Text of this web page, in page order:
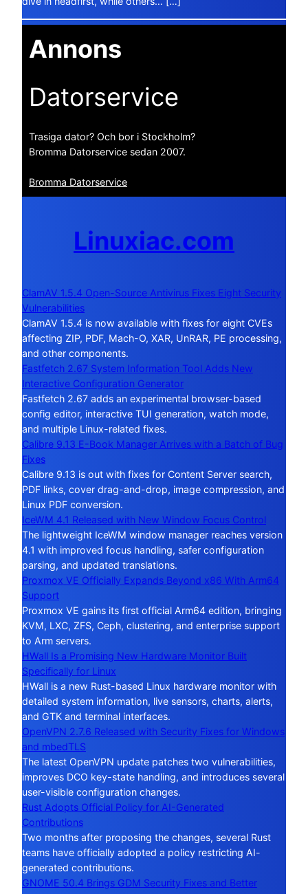
Annons
Datorservice
Trasiga dator? Och bor i Stockholm?
Bromma Datorservice sedan 2007.
Bromma Datorservice
Linuxiac.com
ClamAV 1.5.4 Open-Source Antivirus Fixes Eight Security
Vulnerabilities
ClamAV 1.5.4 is now available with fixes for eight CVEs
affecting ZIP, PDF, Mach-O, XAR, UnRAR, PE processing,
and other components.
Fastfetch 2.67 System Information Tool Adds New
Interactive Configuration Generator
Fastfetch 2.67 adds an experimental browser-based
config editor, interactive TUI generation, watch mode,
and multiple Linux-related fixes.
Calibre 9.13 E-Book Manager Arrives with a Batch of Bug
Fixes
Calibre 9.13 is out with fixes for Content Server search,
PDF links, cover drag-and-drop, image compression, and
Linux PDF conversion.
IceWM 4.1 Released with New Window Focus Control
The lightweight IceWM window manager reaches version
4.1 with improved focus handling, safer configuration
parsing, and updated translations.
Proxmox VE Officially Expands Beyond x86 With Arm64
Support
Proxmox VE gains its first official Arm64 edition, bringing
KVM, LXC, ZFS, Ceph, clustering, and enterprise support
to Arm servers.
HWall Is a Promising New Hardware Monitor Built
Specifically for Linux
HWall is a new Rust-based Linux hardware monitor with
detailed system information, live sensors, charts, alerts,
and GTK and terminal interfaces.
OpenVPN 2.7.6 Released with Security Fixes for Windows
and mbedTLS
The latest OpenVPN update patches two vulnerabilities,
improves DCO key-state handling, and introduces several
user-visible configuration changes.
Rust Adopts Official Policy for AI-Generated
Contributions
Two months after proposing the changes, several Rust
teams have officially adopted a policy restricting AI-
generated contributions.
GNOME 50.4 Brings GDM Security Fixes and Better